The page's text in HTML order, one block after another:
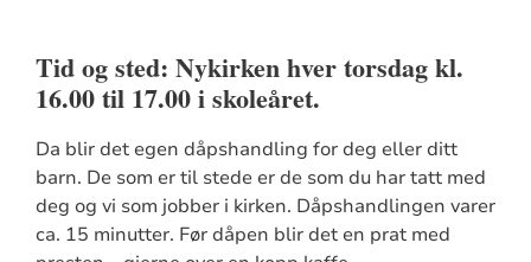
Tid og sted: Nykirken hver torsdag kl.
16.00 til 17.00 i skoleåret.
Da blir det egen dåpshandling for deg eller ditt
barn. De som er til stede er de som du har tatt med
deg og vi som jobber i kirken. Dåpshandlingen varer
ca. 15 minutter. Før dåpen blir det en prat med